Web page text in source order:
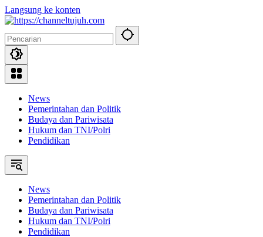
Langsung ke konten
News
Pemerintahan dan Politik
Budaya dan Pariwisata
Hukum dan TNI/Polri
Pendidikan
News
Pemerintahan dan Politik
Budaya dan Pariwisata
Hukum dan TNI/Polri
Pendidikan